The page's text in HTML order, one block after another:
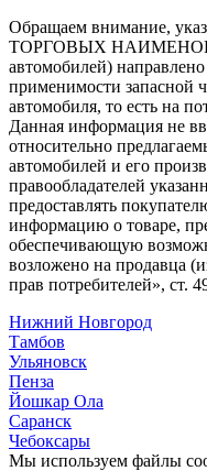
Обращаем внимание,
ТОРГОВЫХ
автомобилей)
применимости запасной
автомобиля, то есть на
Данная информация не
относительно
автомобилей и его
правообладателей
предоставлять
информацию о товаре,
обеспечивающую
возложено на продавца
прав потребителей», ст.
Нижний Новгород
Тамбов
Ульяновск
Пенза
Йошкар Ола
Саранск
Чебоксары
Мы используем файлы